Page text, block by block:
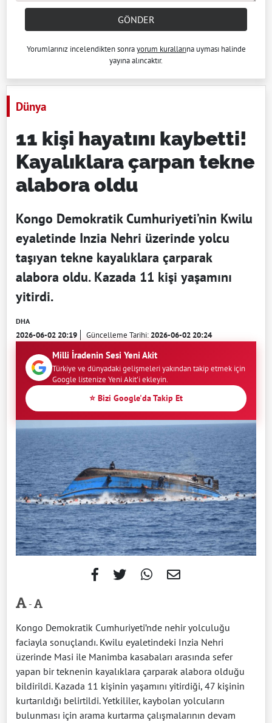
GÖNDER
Yorumlarınız incelendikten sonrayorum kurallarına uyması halinde
yayına alıncaktır.
Dünya
11 kişi hayatını kaybetti!
Kayalıklara çarpan tekne
alabora oldu
Kongo Demokratik Cumhuriyeti’nin Kwilu
eyaletinde Inzia Nehri üzerinde yolcu
taşıyan tekne kayalıklara çarparak
alabora oldu. Kazada 11 kişi yaşamını
yitirdi.
DHA
2026-06-02 20:19 Güncelleme Tarihi:2026-06-02 20:24
Milli İradenin Sesi Yeni Akit
Türkiye ve dünyadaki gelişmeleri yakından takip etmek için
Google listenize Yeni Akit'i ekleyin.
⭐ Bizi Google'da Takip Et
-
Kongo Demokratik Cumhuriyeti’nde nehir yolculuğu
faciayla sonuçlandı. Kwilu eyaletindeki Inzia Nehri
üzerinde Masi ile Manimba kasabaları arasında sefer
yapan bir teknenin kayalıklara çarparak alabora olduğu
bildirildi. Kazada 11 kişinin yaşamını yitirdiği, 47 kişinin
kurtarıldığı belirtildi. Yetkililer, kaybolan yolcuların
bulunması için arama kurtarma çalışmalarının devam